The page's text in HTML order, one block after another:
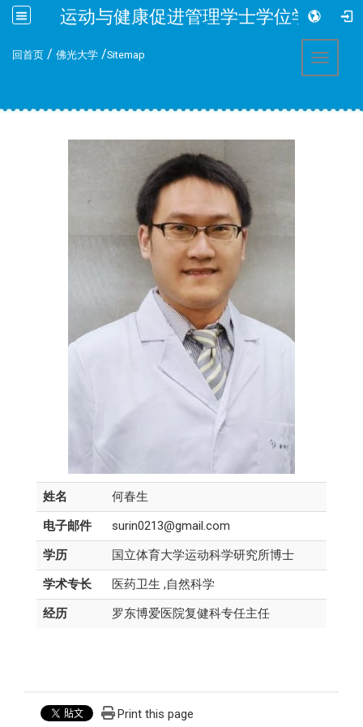
运动与健康促进管理学士学位学程
回首页 / 佛光大学 /Sitemap Toggle
姓名
何春生
电子邮件
surin0213@gmail.com
学历
国立体育大学运动科学研究所博士
学术专长
医药卫生 ,自然科学
经历
罗东博爱医院复健科专任主任
Print this page